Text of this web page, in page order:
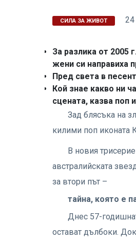
СИЛА ЗА ЖИВОТ 24
За разлика от 2005
жени си направиха
Пред света в
Кой знае какво ни
сцената, казва поп
Зад блясъка на
килими поп иконата
В новия
австралийската
за втори път –
тайна, която е
Днес 57-
остават дълбоки.